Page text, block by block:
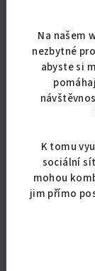
Na našem
nezbytné
abyste si
K tomu
sociální
mohou
jim přímo
vybere podle
Pro seniory
velmi vhodná
Pro
vhodné
Do hotelůjsou
Kvalitní
matrace.
4)Nosnost